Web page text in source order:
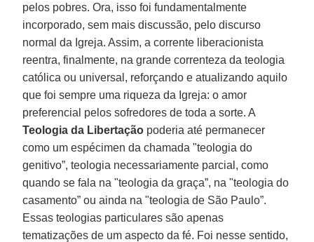
pelos pobres. Ora, isso foi fundamentalmente
incorporado, sem mais discussão, pelo discurso
normal da Igreja. Assim, a corrente liberacionista
reentra, finalmente, na grande correnteza da teologia
católica ou universal, reforçando e atualizando aquilo
que foi sempre uma riqueza da Igreja: o amor
preferencial pelos sofredores de toda a sorte. A
Teologia da Libertação poderia até permanecer
como um espécimen da chamada "teologia do
genitivo”, teologia necessariamente parcial, como
quando se fala na "teologia da graça”, na "teologia do
casamento” ou ainda na "teologia de São Paulo”.
Essas teologias particulares são apenas
tematizações de um aspecto da fé. Foi nesse sentido,